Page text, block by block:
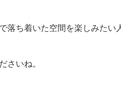
落ち着いた空間を楽しみたい
さいね。